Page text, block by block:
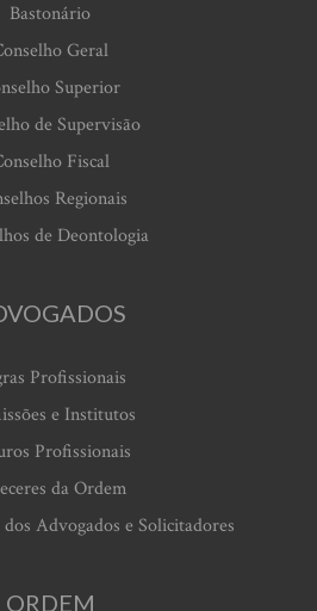
Bastonário
Geral
Superior
de Supervisão
Fiscal
Regionais
de Deontologia
Profissionais
e Institutos
Profissionais
da Ordem
Advogados e Solicitadores
ORDEM